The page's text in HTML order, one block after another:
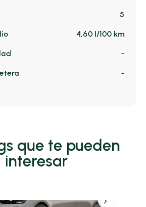
5
4,60 l/100 km
-
-
que te pueden
interesar